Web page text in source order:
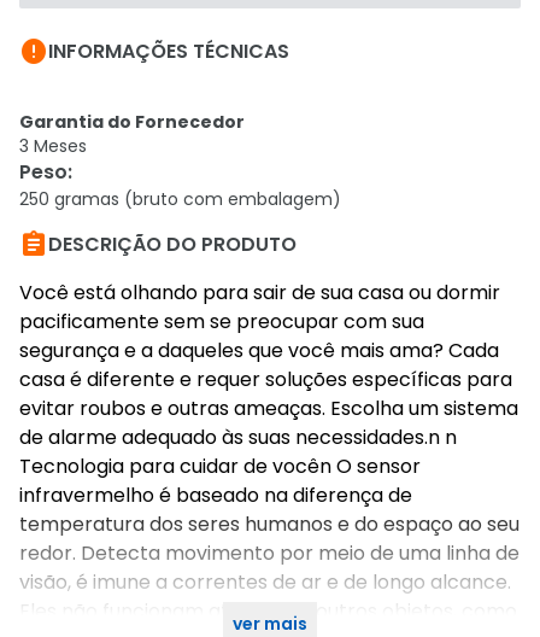
INFORMAÇÕES TÉCNICAS
Garantia do Fornecedor
3 Meses
Peso:
250 gramas (bruto com embalagem)
DESCRIÇÃO DO PRODUTO
Você está olhando para sair de sua casa ou dormir
pacificamente sem se preocupar com sua
segurança e a daqueles que você mais ama? Cada
casa é diferente e requer soluções específicas para
evitar roubos e outras ameaças. Escolha um sistema
de alarme adequado às suas necessidades.n n
Tecnologia para cuidar de vocên O sensor
infravermelho é baseado na diferença de
temperatura dos seres humanos e do espaço ao seu
redor. Detecta movimento por meio de uma linha de
visão, é imune a correntes de ar e de longo alcance.
Eles não funcionam através de outros objetos, como
ver mais